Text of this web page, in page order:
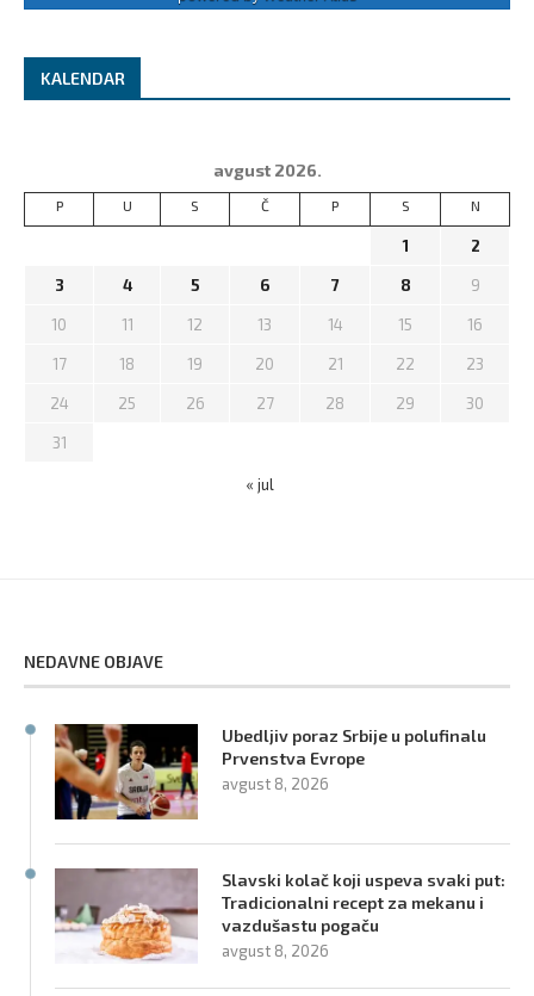
KALENDAR
avgust 2026.
P U S Č P S N
1 2
3 4 5 6 7 8 9
10 11 12 13 14 15 16
17 18 19 20 21 22 23
24 25 26 27 28 29 30
31
« jul
NEDAVNE OBJAVE
Ubedljiv poraz Srbije u polufinalu
Prvenstva Evrope
avgust 8, 2026
Slavski kolač koji uspeva svaki put:
Tradicionalni recept za mekanu i
vazdušastu pogaču
avgust 8, 2026